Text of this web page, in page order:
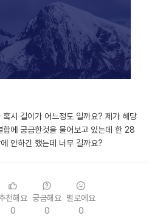
시 길이가 어느정도 일까요? 제가 해당
에 궁금한것을 물어보고 있는데 한 28
안하긴 했는데 너무 길까요?
천해요
0
궁금해요
0
별로에요
0